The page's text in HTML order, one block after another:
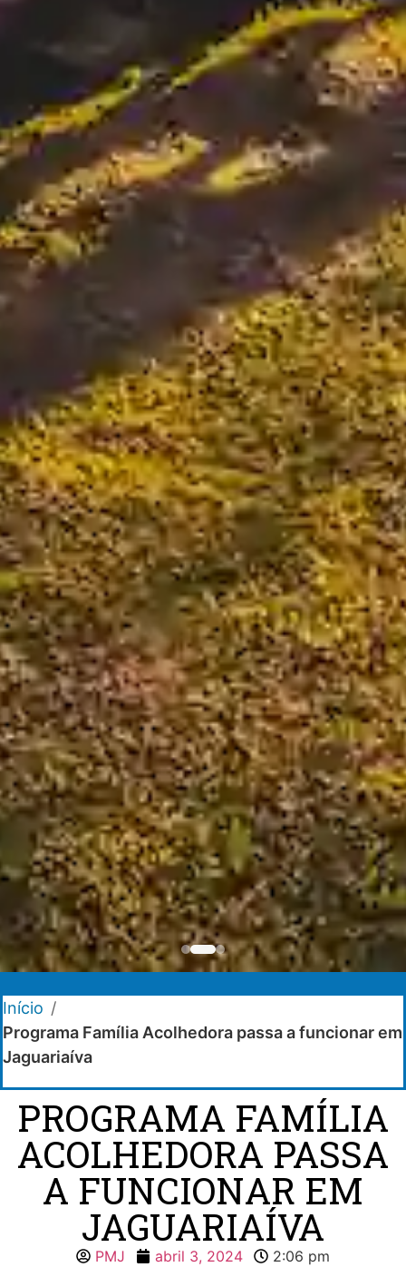
Início /
Programa Família Acolhedora passa a funcionar em
Jaguariaíva
PROGRAMA FAMÍLIA
ACOLHEDORA PASSA
A FUNCIONAR EM
JAGUARIAÍVA
PMJ abril 3, 2024
2:06 pm